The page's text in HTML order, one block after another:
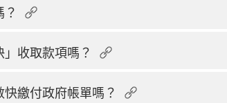
收取款項嗎？
繳付政府帳單嗎？